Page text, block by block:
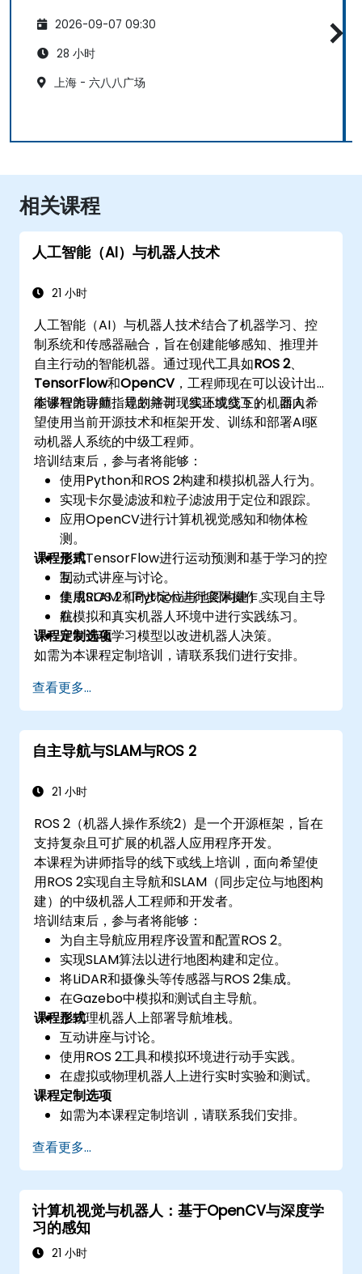
2026-09-07 09:30
28 小时
上海 - 六八八广场
相关课程
人工智能（AI）与机器人技术
21 小时
人工智能（AI）与机器人技术结合了机器学习、控
制系统和传感器融合，旨在创建能够感知、推理并
自主行动的智能机器。通过现代工具如ROS 2、
TensorFlow和OpenCV ，工程师现在可以设计出
能够智能导航、规划并与现实环境交互的机器人。
本课程为讲师指导的培训（线上或线下），面向希
望使用当前开源技术和框架开发、训练和部署AI驱
动机器人系统的中级工程师。
培训结束后，参与者将能够：
使用Python和ROS 2构建和模拟机器人行为。
实现卡尔曼滤波和粒子滤波用于定位和跟踪。
应用OpenCV进行计算机视觉感知和物体检
测。
使用TensorFlow进行运动预测和基于学习的控
制。
集成SLAM（同步定位与地图构建）实现自主导
航。
开发强化学习模型以改进机器人决策。
课程形式
互动式讲座与讨论。
使用ROS 2和Python进行实际操作。
在模拟和真实机器人环境中进行实践练习。
课程定制选项
如需为本课程定制培训，请联系我们进行安排。
查看更多...
自主导航与SLAM与ROS 2
21 小时
ROS 2（机器人操作系统2）是一个开源框架，旨在
支持复杂且可扩展的机器人应用程序开发。
本课程为讲师指导的线下或线上培训，面向希望使
用ROS 2实现自主导航和SLAM（同步定位与地图构
建）的中级机器人工程师和开发者。
培训结束后，参与者将能够：
为自主导航应用程序设置和配置ROS 2。
实现SLAM算法以进行地图构建和定位。
将LiDAR和摄像头等传感器与ROS 2集成。
在Gazebo中模拟和测试自主导航。
在物理机器人上部署导航堆栈。
课程形式
互动讲座与讨论。
使用ROS 2工具和模拟环境进行动手实践。
在虚拟或物理机器人上进行实时实验和测试。
课程定制选项
如需为本课程定制培训，请联系我们安排。
查看更多...
计算机视觉与机器人：基于OpenCV与深度学
习的感知
21 小时